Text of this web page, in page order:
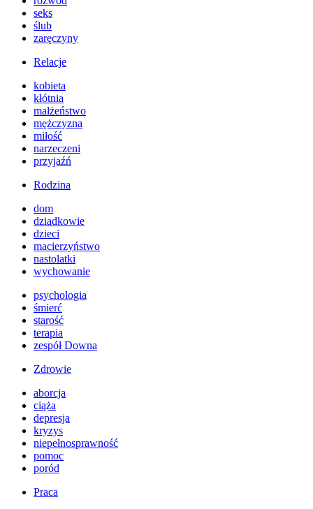
seks
ślub
zaręczyny
Relacje
kobieta
kłótnia
małżeństwo
mężczyzna
miłość
narzeczeni
przyjaźń
Rodzina
dom
dziadkowie
dzieci
macierzyństwo
nastolatki
wychowanie
psychologia
śmierć
starość
terapia
zespół Downa
Zdrowie
aborcja
ciąża
depresja
kryzys
niepełnosprawność
pomoc
poród
Praca